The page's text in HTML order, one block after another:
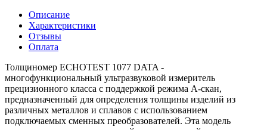
Описание
Характеристики
Отзывы
Оплата
Толщиномер ECHOTEST 1077 DATA -
многофункциональный ультразвуковой измеритель
прецизионного класса с поддержкой режима A-скан,
предназначенный для определения толщины изделий из
различных металлов и сплавов с использованием
подключаемых сменных преобразователей. Эта модель